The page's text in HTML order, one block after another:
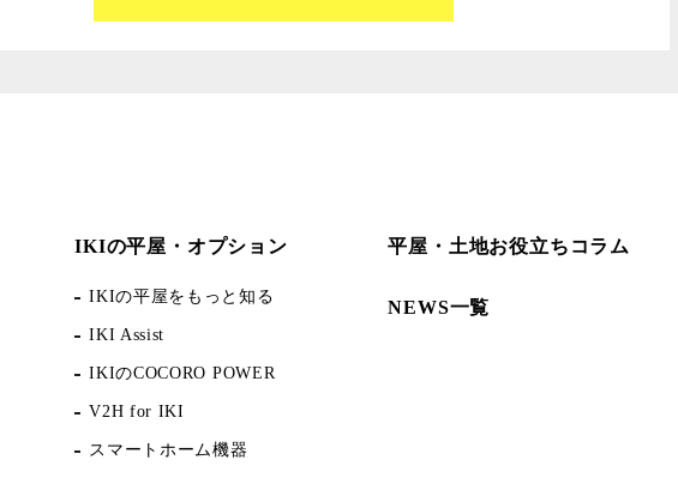
IKIの平屋・オプション
IKIの平屋をもっと知る
IKI Assist
IKIのCOCORO POWER
V2H for IKI
スマートホーム機器
平屋・土地お役立ちコラム
NEWS一覧